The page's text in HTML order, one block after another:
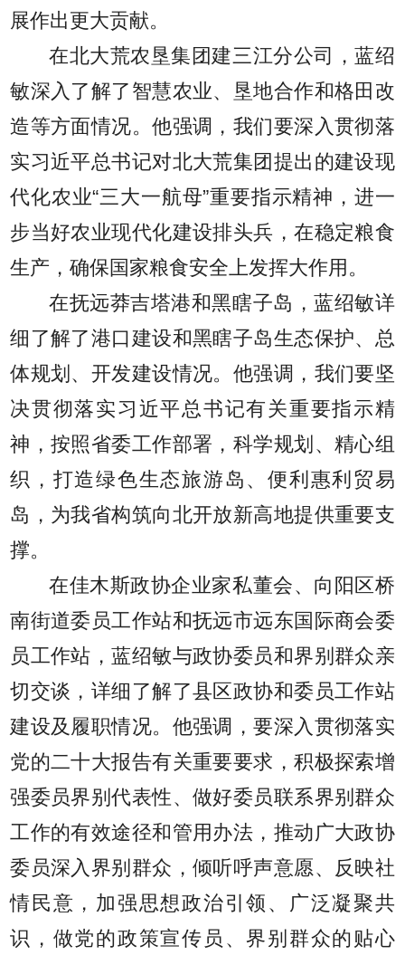
展作出更大贡献。
在北大荒农垦集团建三江分公司，蓝绍
敏深入了解了智慧农业、垦地合作和格田改
造等方面情况。他强调，我们要深入贯彻落
实习近平总书记对北大荒集团提出的建设现
代化农业“三大一航母”重要指示精神，进一
步当好农业现代化建设排头兵，在稳定粮食
生产，确保国家粮食安全上发挥大作用。
在抚远莽吉塔港和黑瞎子岛，蓝绍敏详
细了解了港口建设和黑瞎子岛生态保护、总
体规划、开发建设情况。他强调，我们要坚
决贯彻落实习近平总书记有关重要指示精
神，按照省委工作部署，科学规划、精心组
织，打造绿色生态旅游岛、便利惠利贸易
岛，为我省构筑向北开放新高地提供重要支
撑。
在佳木斯政协企业家私董会、向阳区桥
南街道委员工作站和抚远市远东国际商会委
员工作站，蓝绍敏与政协委员和界别群众亲
切交谈，详细了解了县区政协和委员工作站
建设及履职情况。他强调，要深入贯彻落实
党的二十大报告有关重要要求，积极探索增
强委员界别代表性、做好委员联系界别群众
工作的有效途径和管用办法，推动广大政协
委员深入界别群众，倾听呼声意愿、反映社
情民意，加强思想政治引领、广泛凝聚共
识，做党的政策宣传员、界别群众的贴心